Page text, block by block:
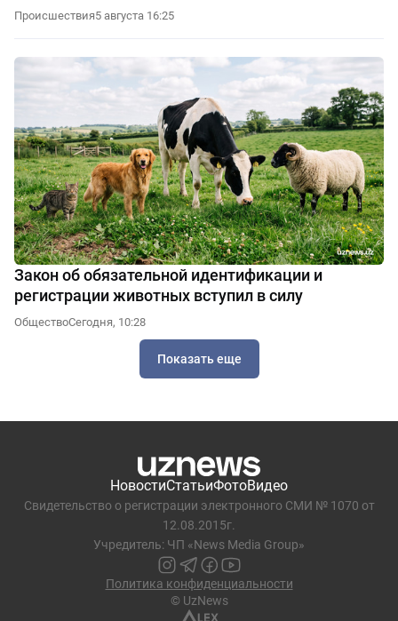
Происшествия5 августа 16:25
Закон об обязательной идентификации и
регистрации животных вступил в силу
ОбществоСегодня, 10:28
Показать еще
НовостиСтатьиФотоВидео
Свидетельство о регистрации электронного СМИ № 1070 от
12.08.2015г.
Учредитель: ЧП «News Media Group»
Политика конфиденциальности
© UzNews